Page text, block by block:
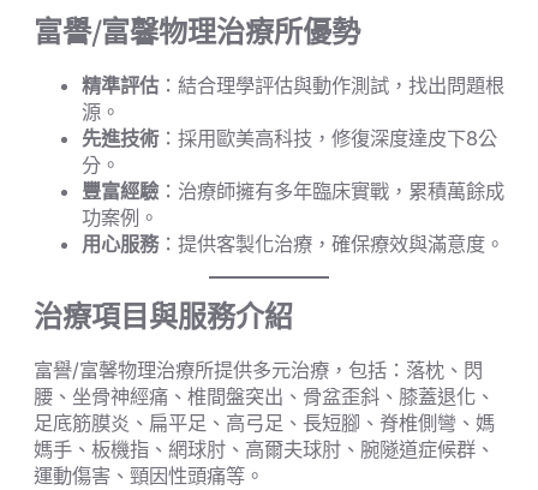
富譽/富馨物理治療所優勢
精準評估：結合理學評估與動作測試，找出問題根
源。
先進技術：採用歐美高科技，修復深度達皮下8公
分。
豐富經驗：治療師擁有多年臨床實戰，累積萬餘成
功案例。
用心服務：提供客製化治療，確保療效與滿意度。
治療項目與服務介紹
富譽/富馨物理治療所提供多元治療，包括：落枕、閃
腰、坐骨神經痛、椎間盤突出、骨盆歪斜、膝蓋退化、
足底筋膜炎、扁平足、高弓足、長短腳、脊椎側彎、媽
媽手、板機指、網球肘、高爾夫球肘、腕隧道症候群、
運動傷害、頸因性頭痛等。